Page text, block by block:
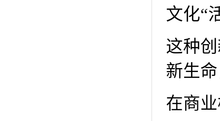
文化“
这种
新生
在商